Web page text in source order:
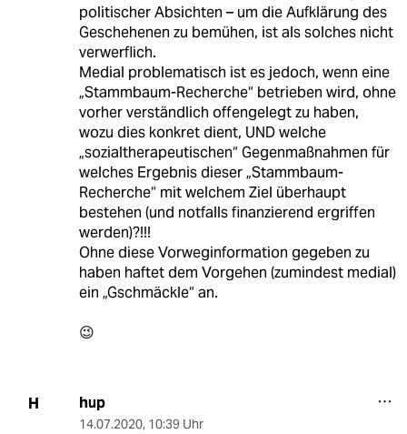
politischer Absichten – um die Aufklärung des
Geschehenen zu bemühen, ist als solches nicht
verwerflich.
Medial problematisch ist es jedoch, wenn eine
„Stammbaum-Recherche“ betrieben wird, ohne
vorher verständlich offengelegt zu haben,
wozu dies konkret dient, UND welche
„sozialtherapeutischen“ Gegenmaßnahmen für
welches Ergebnis dieser „Stammbaum-
Recherche“ mit welchem Ziel überhaupt
bestehen (und notfalls finanzierend ergriffen
werden)?!!!
Ohne diese Vorweginformation gegeben zu
haben haftet dem Vorgehen (zumindest medial)
ein „Gschmäckle“ an.
😉
H hup
14.07.2020, 10:39 Uhr